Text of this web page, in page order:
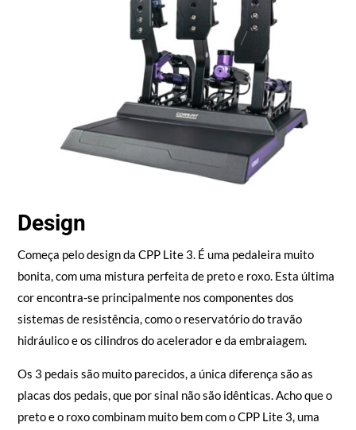
Design
Começa pelo design da CPP Lite 3. É uma pedaleira muito
bonita, com uma mistura perfeita de preto e roxo. Esta última
cor encontra-se principalmente nos componentes dos
sistemas de resistência, como o reservatório do travão
hidráulico e os cilindros do acelerador e da embraiagem.
Os 3 pedais são muito parecidos, a única diferença são as
placas dos pedais, que por sinal não são idênticas. Acho que o
preto e o roxo combinam muito bem com o CPP Lite 3, uma